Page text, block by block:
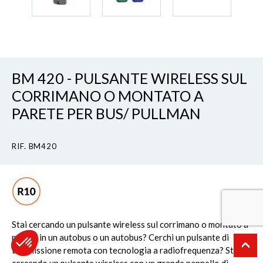
BM 420 - PULSANTE WIRELESS SUL
CORRIMANO O MONTATO A
PARETE PER BUS/ PULLMAN
RIF. BM420
Stai cercando un pulsante wireless sul corrimano o montato a
parete in un autobus o un autobus? Cerchi un pulsante di
trasmissione remota con tecnologia a radiofrequenza? Stai